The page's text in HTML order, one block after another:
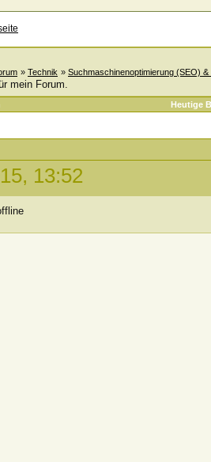
» Technik » Suchmaschinenoptimierung (SEO)
mein Forum.
Heutige
13:52